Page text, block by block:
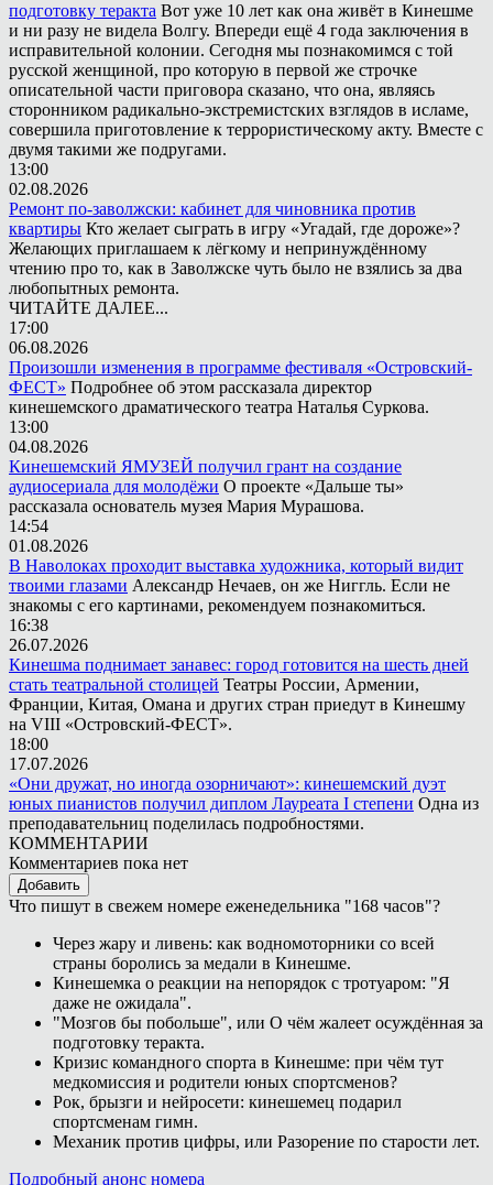
подготовку теракта Вот уже 10 лет как она живёт в Кинешме
и ни разу не видела Волгу. Впереди ещё 4 года заключения в
исправительной колонии. Сегодня мы познакомимся с той
русской женщиной, про которую в первой же строчке
описательной части приговора сказано, что она, являясь
сторонником радикально-экстремистских взглядов в исламе,
совершила приготовление к террористическому акту. Вместе с
двумя такими же подругами.
13:00
02.08.2026
Ремонт по-заволжски: кабинет для чиновника против
квартиры Кто желает сыграть в игру «Угадай, где дороже»?
Желающих приглашаем к лёгкому и непринуждённому
чтению про то, как в Заволжске чуть было не взялись за два
любопытных ремонта.
ЧИТАЙТЕ ДАЛЕЕ...
17:00
06.08.2026
Произошли изменения в программе фестиваля «Островский-
ФЕСТ» Подробнее об этом рассказала директор
кинешемского драматического театра Наталья Суркова.
13:00
04.08.2026
Кинешемский ЯМУЗЕЙ получил грант на создание
аудиосериала для молодёжи О проекте «Дальше ты»
рассказала основатель музея Мария Мурашова.
14:54
01.08.2026
В Наволоках проходит выставка художника, который видит
твоими глазами Александр Нечаев, он же Ниггль. Если не
знакомы с его картинами, рекомендуем познакомиться.
16:38
26.07.2026
Кинешма поднимает занавес: город готовится на шесть дней
стать театральной столицей Театры России, Армении,
Франции, Китая, Омана и других стран приедут в Кинешму
на VIII «Островский-ФЕСТ».
18:00
17.07.2026
«Они дружат, но иногда озорничают»: кинешемский дуэт
юных пианистов получил диплом Лауреата I степени Одна из
преподавательниц поделилась подробностями.
КОММЕНТАРИИ
Комментариев пока нет
Добавить
Что пишут в свежем номере еженедельника "168 часов"?
Через жару и ливень: как водномоторники со всей
страны боролись за медали в Кинешме.
Кинешемка о реакции на непорядок с тротуаром: "Я
даже не ожидала".
"Мозгов бы побольше", или О чём жалеет осуждённая за
подготовку теракта.
Кризис командного спорта в Кинешме: при чём тут
медкомиссия и родители юных спортсменов?
Рок, брызги и нейросети: кинешемец подарил
спортсменам гимн.
Механик против цифры, или Разорение по старости лет.
Подробный анонс номера